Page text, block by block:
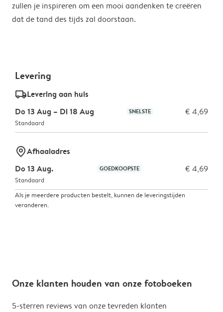
zullen je inspireren om een mooi aandenken te creëren
dat de tand des tijds zal doorstaan.
Levering
delivery_standard_v2Levering aan huis
Do 13 Aug – Di 18 Aug
SNELSTE € 4,69
Standaard
marker-pinAfhaaladres
Do 13 Aug.
GOEDKOOPSTE € 4,69
Standaard
Als je meerdere producten bestelt, kunnen de leveringstijden
veranderen.
Onze klanten houden van onze fotoboeken
5-sterren reviews van onze tevreden klanten